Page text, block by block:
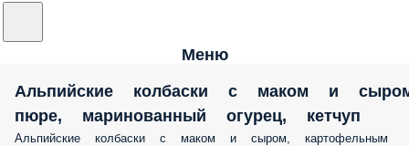
Меню
Альпийские колбаски с маком и
пюре, маринованный огурец, кетчуп
Альпийские колбаски с маком и сыром, картофельным